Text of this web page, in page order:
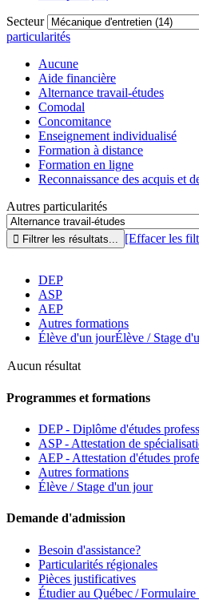
Secteur
particularités
Aucune
Aide financière
Alternance travail-études
Comodal
Concomitance
Enseignement individualisé
Formation à distance
Formation en ligne
Reconnaissance des acquis et
Autres particularités
[Effacer les
DEP
ASP
AEP
Autres formations
Élève d'un jourÉlève / Stage
Aucun résultat
Programmes et formations
DEP - Diplôme d'études
ASP - Attestation de
AEP - Attestation d'études
Autres formations
Élève / Stage d'un jour
Demande d'admission
Besoin d'assistance?
Particularités régionales
Pièces justificatives
Étudier au Québec / Formulaire